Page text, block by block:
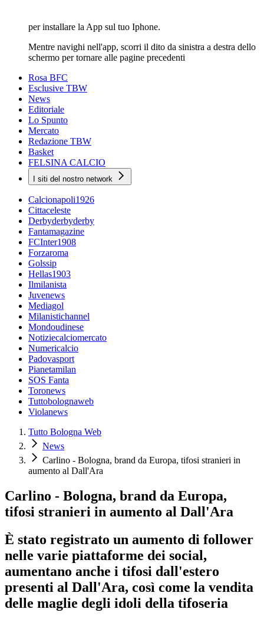
per installare la App sul tuo Iphone.
Mentre navighi nell'app, scorri il dito da sinistra a destra dello
schermo per tornare alle pagine precedenti
Rosa BFC
Esclusive TBW
News
Editoriale
Lo Spunto
Mercato
Redazione TBW
Basket
FELSINA CALCIO
I siti del nostro network
Calcionapoli1926
Cittaceleste
Derbyderbyderby
Fantamagazine
FCInter1908
Forzaroma
Golssip
Hellas1903
Ilmilanista
Juvenews
Mediagol
Milanistichannel
Mondoudinese
Notiziecalciomercato
Numericalcio
Padovasport
Pianetamilan
SOS Fanta
Toronews
Tuttobolognaweb
Violanews
Tutto Bologna Web
News
Carlino - Bologna, brand da Europa, tifosi stranieri in
aumento al Dall'Ara
Carlino - Bologna, brand da Europa,
tifosi stranieri in aumento al Dall'Ara
È stato registrato un aumento di follower
nelle varie piattaforme dei social,
aumentano anche i tifosi dall'estero
presenti al Dall'Ara, così come la vendita
delle maglie degli idoli della tifoseria